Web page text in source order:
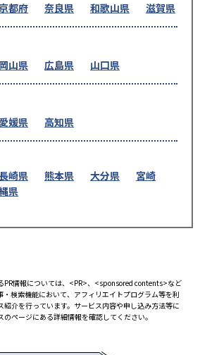
都府 奈良県 和歌山県 滋賀県
岡山県 広島県 山口県
愛媛県 高知県
崎県 熊本県 大分県
宮崎
県
情報については、<PR>、<sponsored contents>など
・検索機能において、アフィリエイトプログラム等を利
紹介を行っています。サービス内容や申し込み方法等に
ページにある詳細情報を確認してください。